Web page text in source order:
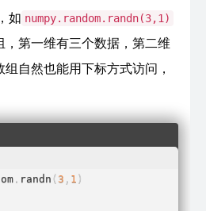
，如 numpy.random.randn(3,1)
，第一维有三个数据，第二维
自然也能用下标方式访问，
. randn ( 3 , 1 )